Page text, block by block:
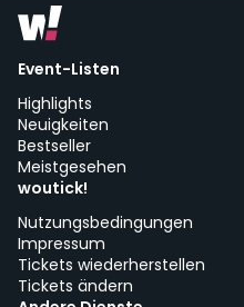
Event-Listen
Highlights
Neuigkeiten
Bestseller
Meistgesehen
woutick!
Nutzungsbedingungen
Impressum
Tickets wiederherstellen
Tickets ändern